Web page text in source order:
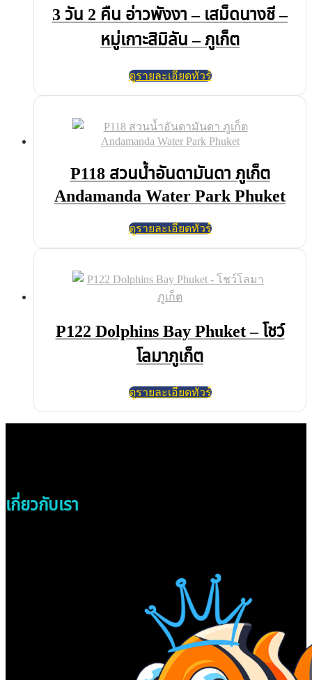
3 วัน 2 คืน อ่าวพังงา – เสม็ดนางชี –
หมู่เกาะสิมิลัน – ภูเก็ต
ดูรายละเอียดทัวร์
P118 สวนน้ำอันดามันดา ภูเก็ต
Andamanda Water Park Phuket
ดูรายละเอียดทัวร์
P122 Dolphins Bay Phuket – โชว์
โลมาภูเก็ต
ดูรายละเอียดทัวร์
เกี่ยวกับเรา